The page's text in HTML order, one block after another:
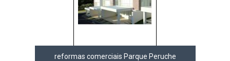
reformas comerciais Parque Peruche